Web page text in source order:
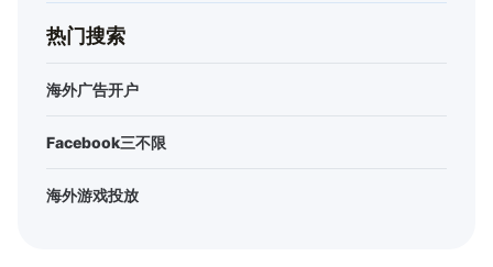
热门搜索
海外广告开户
Facebook三不限
海外游戏投放